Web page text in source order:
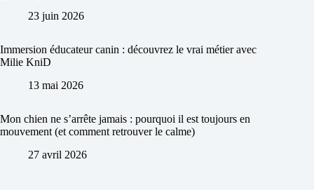
23 juin 2026
Immersion éducateur canin : découvrez le vrai métier avec
Milie KniD
13 mai 2026
Mon chien ne s’arrête jamais : pourquoi il est toujours en
mouvement (et comment retrouver le calme)
27 avril 2026